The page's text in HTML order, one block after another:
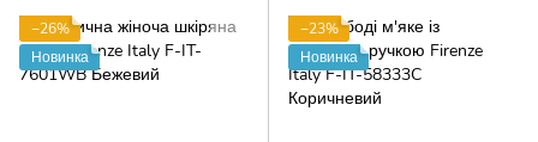
−26%
Новинка
−23%
Новинка